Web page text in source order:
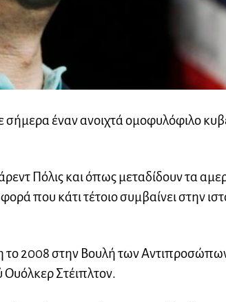
σήμερα έναν ανοιχτά ομοφυλόφιλο
Πόλις και όπως μεταδίδουν τα
που κάτι τέτοιο συμβαίνει στην
το 2008 στην Βουλή των
Στέιπλτον.